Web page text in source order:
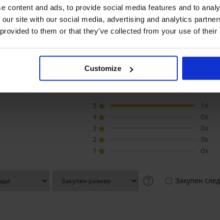
content and ads, to provide social media features and to
site with our social media, advertising and analytics
to them or that they’ve collected from your use of
Customize
Flower
40,99 €
(80,17 лв.)
Bamboo Nature
15,99 €
НА ПРОДУКТ Пижама DKNY
5
1x
4
0x
3
0x
2
0x
1
0x
Закупен